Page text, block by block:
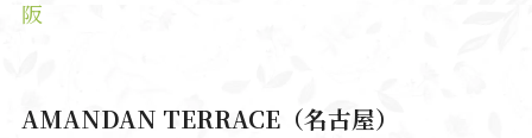
阪
AMANDAN TERRACE（名古屋）